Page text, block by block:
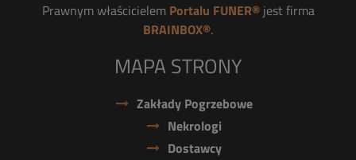
Prawnym właścicielem Portalu FUNER®jest firma
BRAINBOX®.
MAPA STRONY
Zakłady Pogrzebowe
Nekrologi
Dostawcy